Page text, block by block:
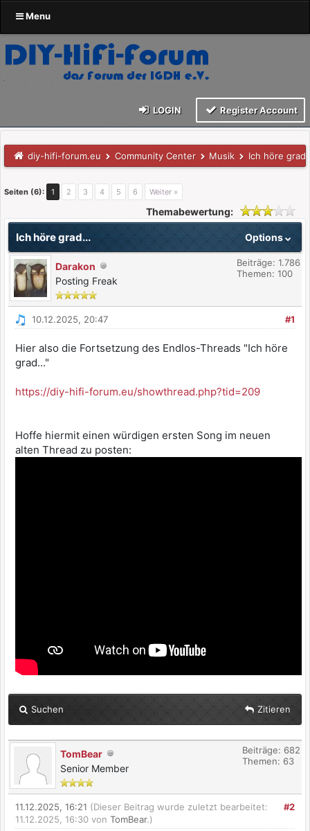
Menu
LOGIN Register Account
diy-hifi-forum.eu Community Center Musik Ich höre
Seiten (6): 1 2 3 4 5 6 Weiter »
Themabewertung:
Options
Ich höre grad...
Darakon
Posting Freak
Beiträge: 1.786
Themen: 100
#1
10.12.2025, 20:47
Hier also die Fortsetzung des Endlos-Threads "Ich höre
grad..."
https://diy-hifi-forum.eu/showthread.php?tid=209
Hoffe hiermit einen würdigen ersten Song im neuen
alten Thread zu posten:
Suchen Zitieren
TomBear
Senior Member
Beiträge: 682
Themen: 63
#2
11.12.2025, 16:21 (Dieser Beitrag wurde zuletzt bearbeitet:
11.12.2025, 16:30 von TomBear.)